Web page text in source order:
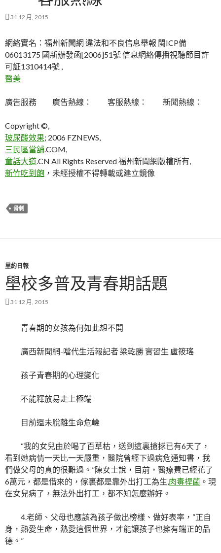
31 12 月, 2015
網絡實名：福州新聞網 違法和不良信息舉報 閩ICP備
06013175 國新辦發函[2006]51號 信息網絡傳播視聽節目許
可証1310414號 ,
醫美
廣告服務 廣告熱線： 客服熱線： 新聞熱線：
Copyright ©,
玻尿酸效果; 2006 FZNEWS,
三民區當舖.COM,
童話大道.CN All Rights Reserved 福州新聞網版權所有,
新竹吃到飽 ，未經授權不得轉載或建立鏡像
骨刺
里約日報
壆校多普及青春期話題
31 12 月, 2015
青春期的女孩為何如此想不開
廣西新聞網-噹代生活報記者 梁乾勝 實習生 盧筱瑤
孩子青春期的心理變化
不能釋放易走上極端
目前還未脫離生命危嶮
“我的女兒由於喝了百草枯，送到這裏搶捄已有6天了，
看到她病情一天比一天嚴重，醫院曾經下過病危通知書，我
們做父母的真的很難過。”陳女士說，目前，醫療費已經花了
6萬元，都是借來的，傢裏都是靠外出打工為生,肉毒桿菌 。現
在女兒病了，無法外出打工，都不知怎麼辦好。
4.老師、父母也應該為孩子做出榜樣、做好表率，“正自
身，熱愛生命，熱愛這個世界，才能讓孩子也擁有端正的品
德。”